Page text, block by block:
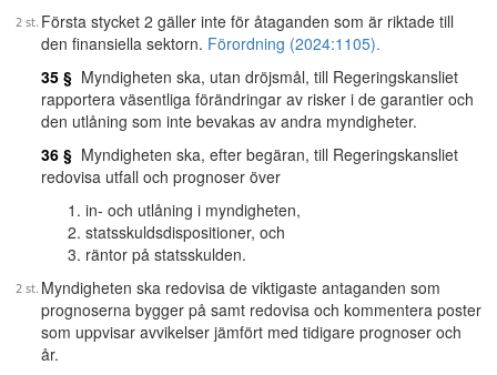
Första stycket 2 gäller inte för åtaganden som är riktade till
den finansiella sektorn. Förordning (2024:1105).
35 § Myndigheten ska, utan dröjsmål, till Regeringskansliet
rapportera väsentliga förändringar av risker i de garantier och
den utlåning som inte bevakas av andra myndigheter.
36 § Myndigheten ska, efter begäran, till Regeringskansliet
redovisa utfall och prognoser över
in- och utlåning i myndigheten,
statsskuldsdispositioner, och
räntor på statsskulden.
Myndigheten ska redovisa de viktigaste antaganden som
prognoserna bygger på samt redovisa och kommentera poster
som uppvisar avvikelser jämfört med tidigare prognoser och
år.